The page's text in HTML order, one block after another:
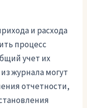
и расхода
процесс
учет их
журнала могут
отчетности,